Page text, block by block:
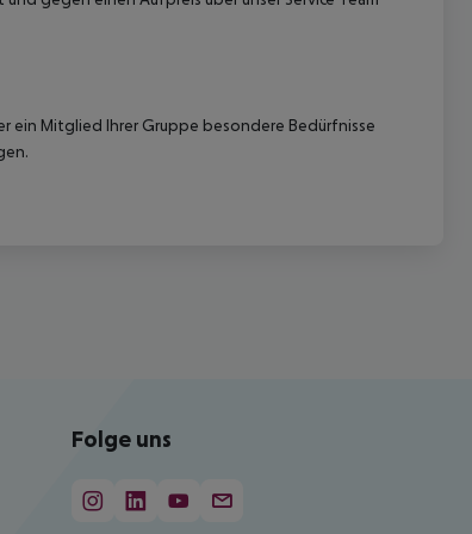
ein Mitglied Ihrer Gruppe besondere Bedürfnisse
Folge uns